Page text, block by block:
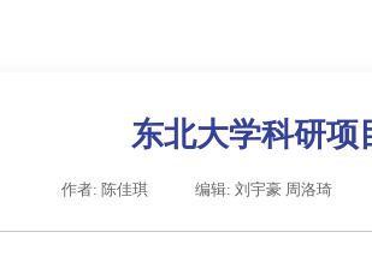
东北大学科研项
作者: 陈佳琪 编辑: 刘宇豪 周洛琦